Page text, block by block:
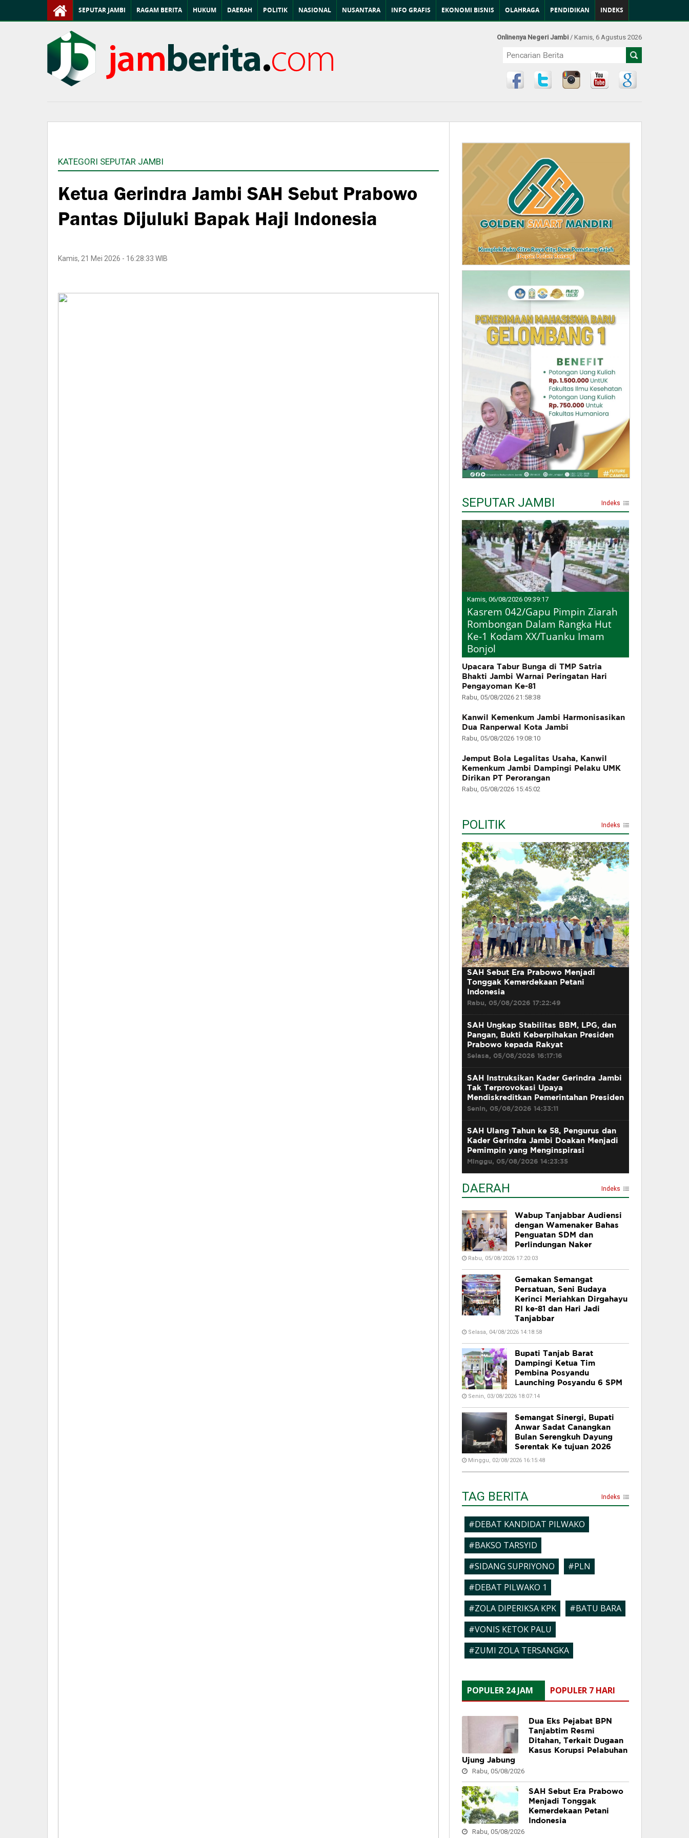
SEPUTAR JAMBI RAGAM BERITA HUKUM DAERAH POLITIK NASIONAL NUSANTARA INFO GRAFIS EKONOMI BISNIS OLAHRAGA PENDIDIKAN INDEKS
Onlinenya Negeri Jambi / Kamis, 6 Agustus 2026
KATEGORI SEPUTAR JAMBI
Ketua Gerindra Jambi SAH Sebut Prabowo
Pantas Dijuluki Bapak Haji Indonesia
Kamis, 21 Mei 2026 - 16:28:33 WIB
SEPUTAR JAMBI Indeks
Kamis, 06/08/2026 09:39:17
Kasrem 042/Gapu Pimpin Ziarah
Rombongan Dalam Rangka Hut
Ke-1 Kodam XX/Tuanku Imam
Bonjol
Upacara Tabur Bunga di TMP Satria
Bhakti Jambi Warnai Peringatan Hari
Pengayoman Ke-81
Rabu, 05/08/2026 21:58:38
Kanwil Kemenkum Jambi Harmonisasikan
Dua Ranperwal Kota Jambi
Rabu, 05/08/2026 19:08:10
Jemput Bola Legalitas Usaha, Kanwil
Kemenkum Jambi Dampingi Pelaku UMK
Dirikan PT Perorangan
Rabu, 05/08/2026 15:45:02
POLITIK Indeks
SAH Sebut Era Prabowo Menjadi
Tonggak Kemerdekaan Petani
Indonesia
Rabu, 05/08/2026 17:22:49
SAH Ungkap Stabilitas BBM, LPG, dan
Pangan, Bukti Keberpihakan Presiden
Prabowo kepada Rakyat
Selasa, 05/08/2026 16:17:16
SAH Instruksikan Kader Gerindra Jambi
Tak Terprovokasi Upaya
Mendiskreditkan Pemerintahan Presiden
Senin, 05/08/2026 14:33:11
SAH Ulang Tahun ke 58, Pengurus dan
Kader Gerindra Jambi Doakan Menjadi
Pemimpin yang Menginspirasi
Minggu, 05/08/2026 14:23:35
DAERAH Indeks
Wabup Tanjabbar Audiensi
dengan Wamenaker Bahas
Penguatan SDM dan
Perlindungan Naker
Rabu, 05/08/2026 17:20:03
Gemakan Semangat
Persatuan, Seni Budaya
Kerinci Meriahkan Dirgahayu
RI ke-81 dan Hari Jadi
Tanjabbar
Selasa, 04/08/2026 14:18:58
Bupati Tanjab Barat
Dampingi Ketua Tim
Pembina Posyandu
Launching Posyandu 6 SPM
Senin, 03/08/2026 18:07:14
Semangat Sinergi, Bupati
Anwar Sadat Canangkan
Bulan Serengkuh Dayung
Serentak Ke tujuan 2026
Minggu, 02/08/2026 16:15:48
TAG BERITA Indeks
#DEBAT KANDIDAT PILWAKO
#BAKSO TARSYID
#SIDANG SUPRIYONO
#PLN
#DEBAT PILWAKO 1
#ZOLA DIPERIKSA KPK
#BATU BARA
#VONIS KETOK PALU
#ZUMI ZOLA TERSANGKA
POPULER 24 JAM POPULER 7 HARI
Dua Eks Pejabat BPN
Tanjabtim Resmi
Ditahan, Terkait Dugaan
Kasus Korupsi Pelabuhan
Ujung Jabung
Rabu, 05/08/2026
SAH Sebut Era Prabowo
Menjadi Tonggak
Kemerdekaan Petani
Indonesia
Rabu, 05/08/2026